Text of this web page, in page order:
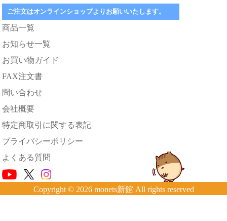
ご注文はオンラインショップよりお願いいたします。
商品一覧
お知らせ一覧
お買い物ガイド
FAX注文書
問い合わせ
会社概要
特定商取引に関する表記
プライバシーポリシー
よくある質問
Copyright © 2026 monets新館 All rights reserved